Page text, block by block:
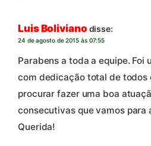
Luis Boliviano disse:
24 de agosto de 2015 às 07:55
Parabens a toda a equipe. Foi
com dedicação total de todos
procurar fazer uma boa
consecutivas que vamos para
Querida!